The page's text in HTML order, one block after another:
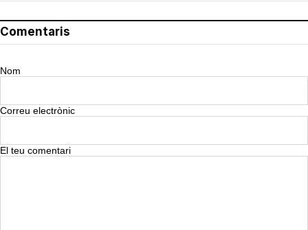
Comentaris
Nom
Correu electrònic
El teu comentari